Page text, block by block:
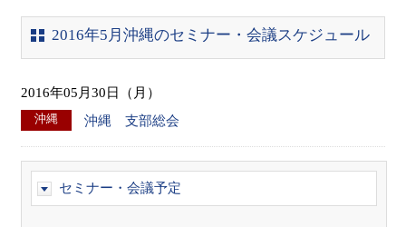
2016年5月沖縄のセミナー・会議スケジュール
2016年05月30日（月）
沖縄 沖縄 支部総会
セミナー・会議予定